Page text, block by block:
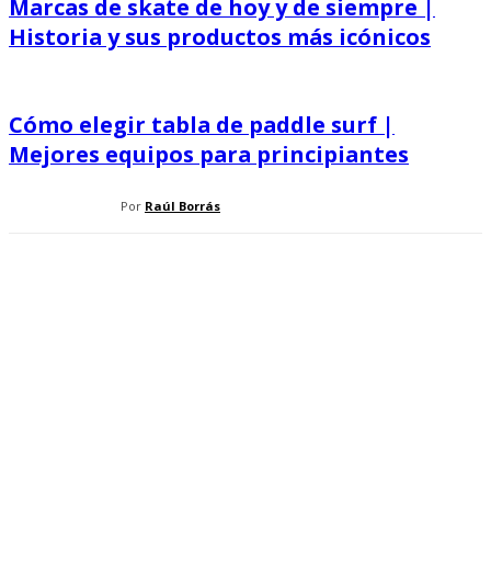
Marcas de skate de hoy y de siempre |
Historia y sus productos más icónicos
Cómo elegir tabla de paddle surf |
Mejores equipos para principiantes
Por Raúl Borrás